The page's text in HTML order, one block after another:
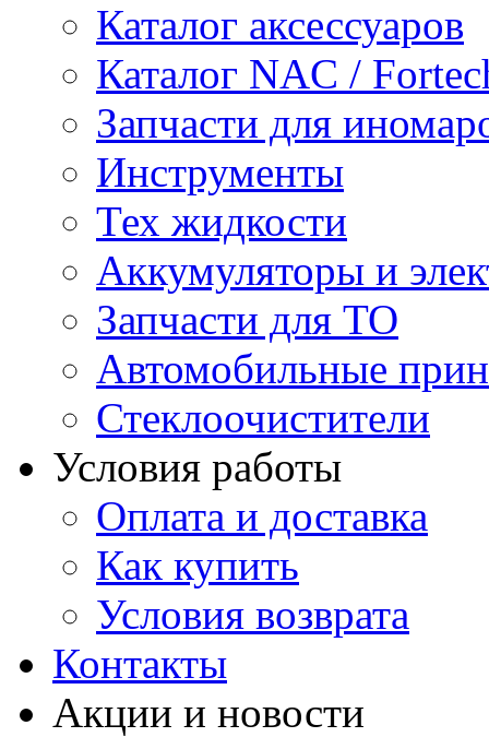
Каталог аксессуаров
Каталог NAC /
Запчасти для
Инструменты
Тех жидкости
Аккумуляторы и
Запчасти для ТО
Автомобильные
Стеклоочистители
Условия работы
Оплата и доставка
Как купить
Условия возврата
Контакты
Акции и новости